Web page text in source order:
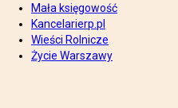
Mała księgowość
Kancelarierp.pl
Wieści Rolnicze
Życie Warszawy